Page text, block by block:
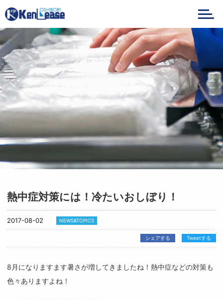
メニ
熱中症対策には！冷たいおしぼり！
2017-08-02 NEWS&TOPICS
シェアする Tweetする
8月になりますます暑さが増してきましたね！熱中症などの対策も
色々ありますよね！